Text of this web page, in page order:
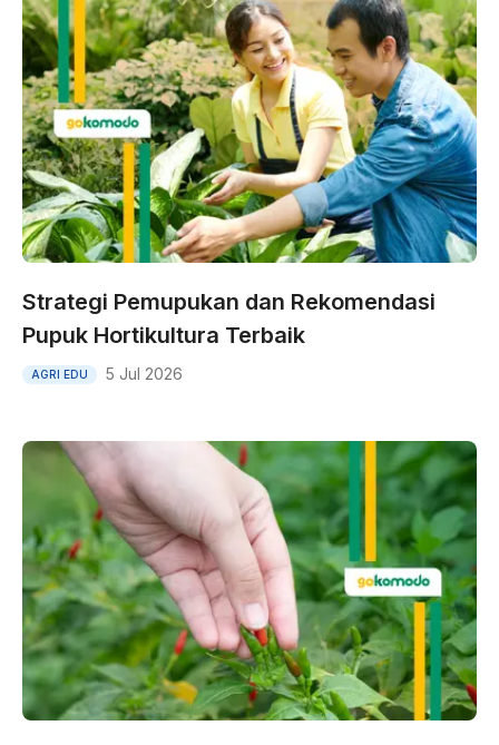
Strategi Pemupukan dan Rekomendasi
Pupuk Hortikultura Terbaik
AGRI EDU 5 Jul 2026